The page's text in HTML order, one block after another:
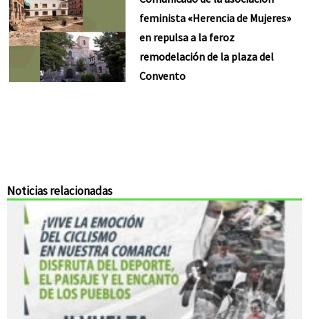
feminista «Herencia de Mujeres»
en repulsa a la feroz
remodelación de la plaza del
Convento
Noticias relacionadas